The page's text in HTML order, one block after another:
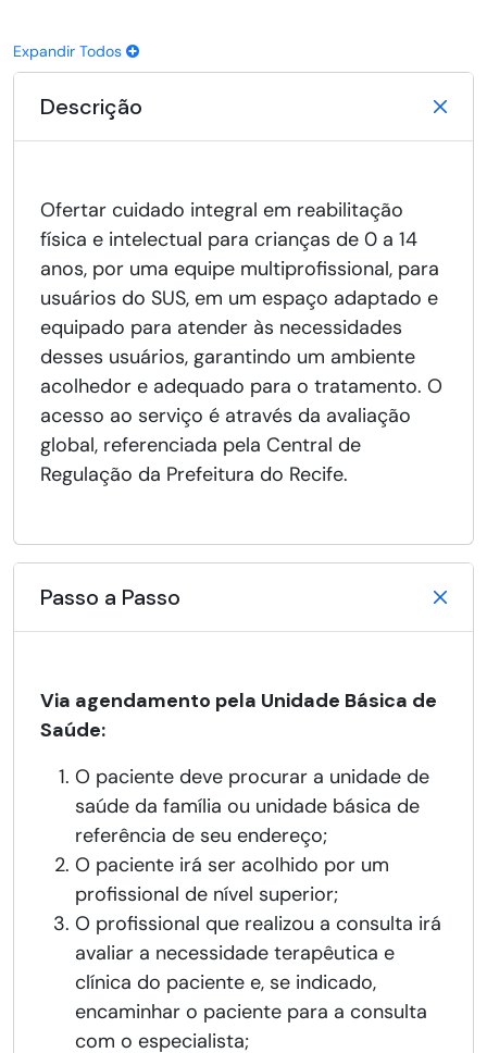
Expandir Todos
Descrição
Ofertar cuidado integral em reabilitação
física e intelectual para crianças de 0 a 14
anos, por uma equipe multiprofissional, para
usuários do SUS, em um espaço adaptado e
equipado para atender às necessidades
desses usuários, garantindo um ambiente
acolhedor e adequado para o tratamento. O
acesso ao serviço é através da avaliação
global, referenciada pela Central de
Regulação da Prefeitura do Recife.
Passo a Passo
Via agendamento pela Unidade Básica de
Saúde:
O paciente deve procurar a unidade de
saúde da família ou unidade básica de
referência de seu endereço;
O paciente irá ser acolhido por um
profissional de nível superior;
O profissional que realizou a consulta irá
avaliar a necessidade terapêutica e
clínica do paciente e, se indicado,
encaminhar o paciente para a consulta
com o especialista;